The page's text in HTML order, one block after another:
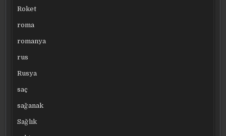
Roket
roma
romanya
rus
Rusya
saç
sağanak
Sağlık